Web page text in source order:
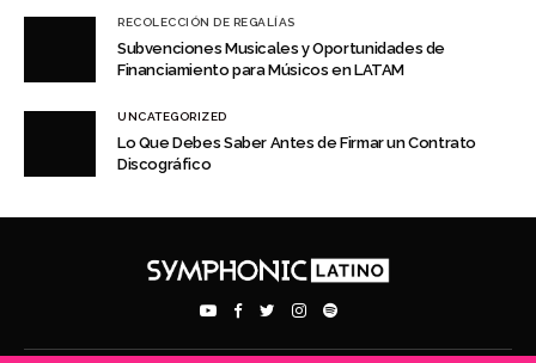
RECOLECCIÓN DE REGALÍAS
Subvenciones Musicales y Oportunidades de
Financiamiento para Músicos en LATAM
UNCATEGORIZED
Lo Que Debes Saber Antes de Firmar un Contrato
Discográfico